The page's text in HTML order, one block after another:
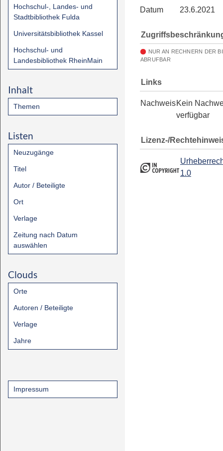
Hochschul-, Landes- und
Stadtbibliothek Fulda
Universitätsbibliothek Kassel
Hochschul- und
Landesbibliothek RheinMain
Inhalt
Themen
Listen
Neuzugänge
Titel
Autor / Beteiligte
Ort
Verlage
Zeitung nach Datum
auswählen
Clouds
Orte
Autoren / Beteiligte
Verlage
Jahre
Impressum
Datum
23.6.2021
NUR AN RECHNERN DER
ABRUFBAR
Links
NachweisKein
verfügbar
Lizenz-/
1.0